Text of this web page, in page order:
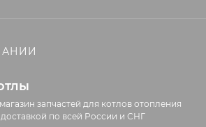
запчастей для котлов отопления
по всей России и СНГ